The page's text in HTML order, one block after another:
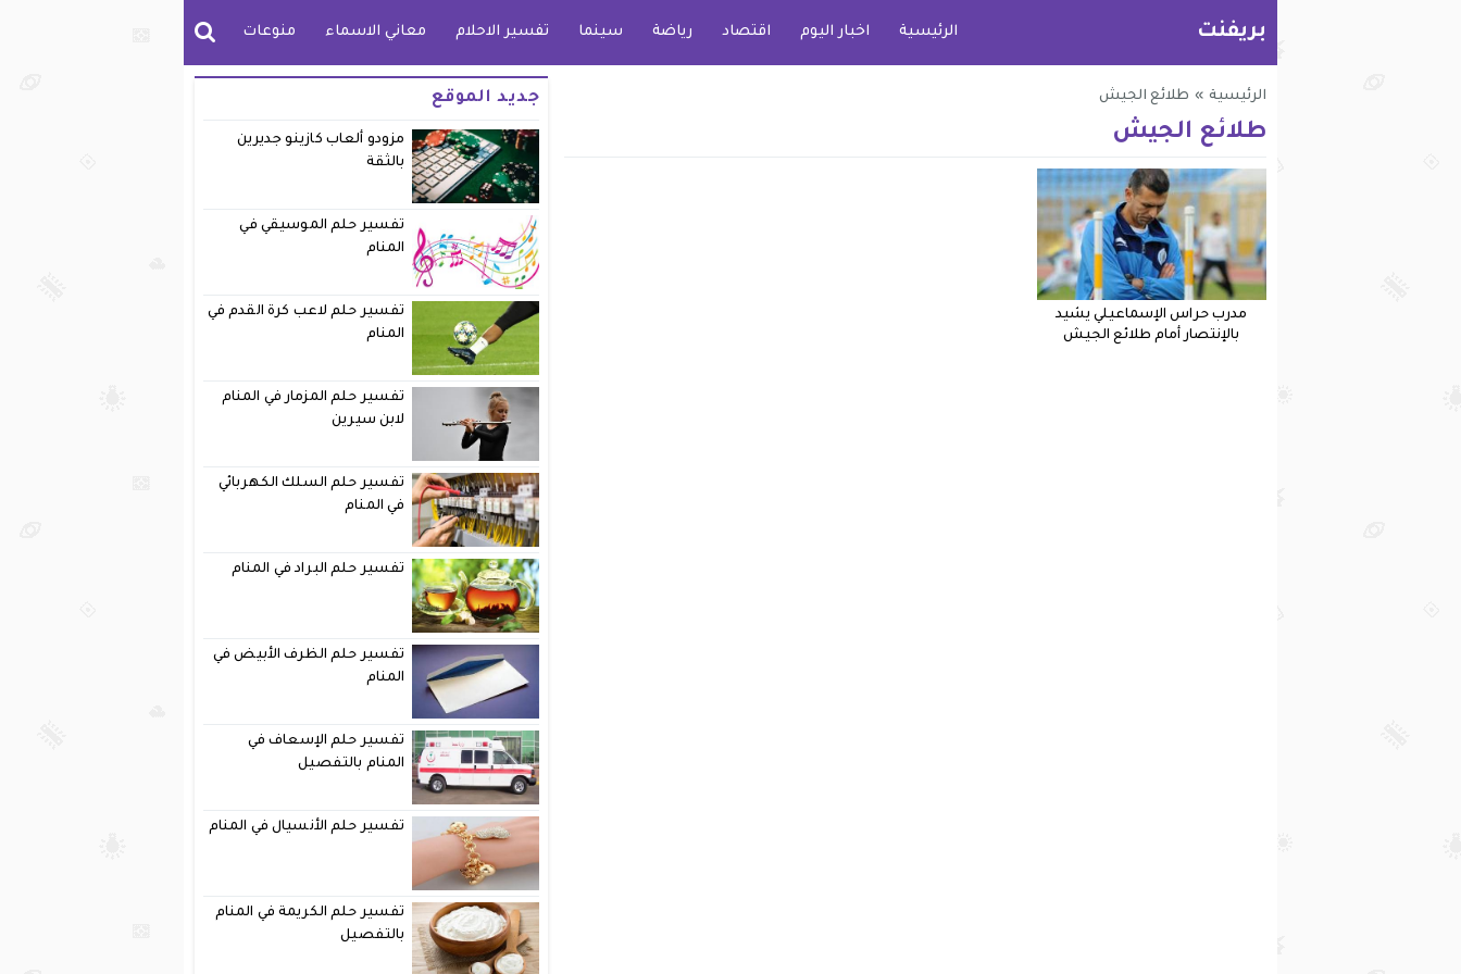
بريفنت الرئيسية اخبار اليوم اقتصاد رياضة سينما تفسير الاحلام معاني الاسماء منوعات
الرئيسية » طلائع الجيش
طلائع الجيش
مدرب حراس الإسماعيلي يشيد
بالإنتصار أمام طلائع الجيش
جديد الموقع
مزودو ألعاب كازينو جديرين
بالثقة
تفسير حلم الموسيقي في
المنام
تفسير حلم لاعب كرة القدم في
المنام
تفسير حلم المزمار في المنام
لابن سيرين
تفسير حلم السلك الكهربائي
في المنام
تفسير حلم البراد في المنام
تفسير حلم الظرف الأبيض في
المنام
تفسير حلم الإسعاف في
المنام بالتفصيل
تفسير حلم الأنسيال في المنام
تفسير حلم الكريمة في المنام
بالتفصيل